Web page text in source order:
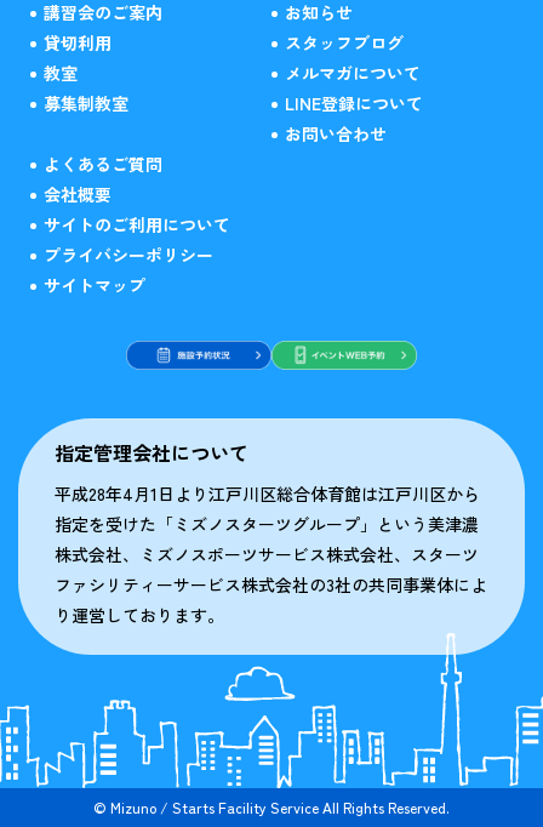
講習会のご案内
貸切利用
教室
募集制教室
お知らせ
スタッフブログ
メルマガについて
LINE登録について
お問い合わせ
よくあるご質問
会社概要
サイトのご利用について
プライバシーポリシー
サイトマップ
指定管理会社について
平成28年4月1日より江戸川区総合体育館は江戸川区から
指定を受けた「ミズノスターツグループ」という美津濃
株式会社、ミズノスポーツサービス株式会社、スターツ
ファシリティーサービス株式会社の3社の共同事業体によ
り運営しております。
© Mizuno / Starts Facility Service All Rights Reserved.